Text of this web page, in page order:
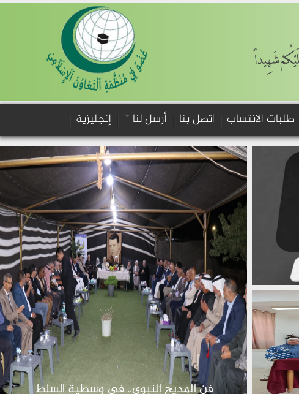
شَهِيداً
طلبات الانتساب اتصل بنا أرسل لنا إنجليزية
فن المديح النبوي.. في وسطية السلط
›